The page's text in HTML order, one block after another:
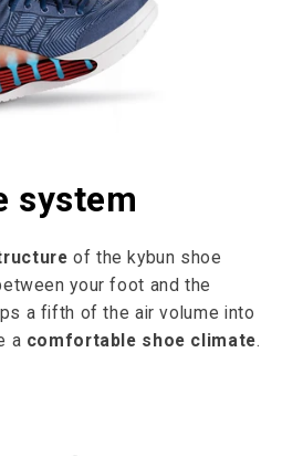
system
of the kybun shoe
your foot and the
a fifth of the air volume into
a comfortable shoe climate.